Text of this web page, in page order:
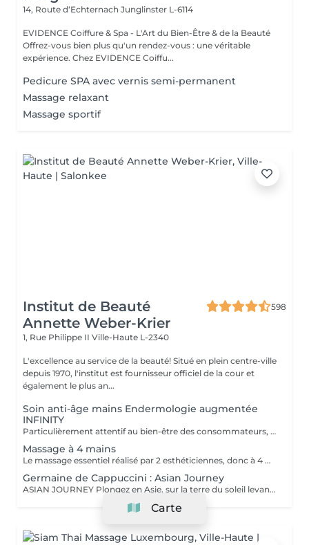
14, Route d‘Echternach Junglinster L-6114
EVIDENCE Coiffure & Spa - L'Art du Bien-Être & de la Beauté
Offrez-vous bien plus qu'un rendez-vous : une véritable
expérience. Chez EVIDENCE Coiffu...
Pedicure SPA avec vernis semi-permanent
Massage relaxant
Massage sportif
Institut de Beauté
Annette Weber-Krier
598
1, Rue Philippe II Ville-Haute L-2340
L'excellence au service de la beauté! Situé en plein centre-ville
depuis 1970, l'institut est fournisseur officiel de la cour et
également le plus an...
Soin anti-âge mains Endermologie augmentée
INFINITY
Particulièrement attentif au bien-être des consommateurs, ce nouveau protocole exclusif LPG® est l'alliance de la technicité, qui s'appuie sur la technologie brevetée de l'appareil CelluM6 Alliance® et de la sensorialité pour une efficacité immédiate et durable sur le corps. Et ce, grâce à une succession de manoeuvres réalisées à la fois par la tête de traitement Alliance®, la pose d'un masque et par les mains du praticien
Massage à 4 mains
Le massage essentiel réalisé par 2 esthéticiennes, donc à 4 mains est un massage du corps complet aux huiles essentielles, qui apporte une profonde relaxation. C'est une technique favorisant la circulation énergétique et qui réactive le métabolisme. C'est un massage où on retrouve le plaisir de donner et de recevoir. En fait c'est un mélange de différentes techniques : californienne, quant au rythme, la fluidité, manoeuvres enveloppantes, et suédoise, travail précis sur les différentes parties du corps.
Germaine de Cappuccini : Asian Journey
ASIAN JOURNEY Plongez en Asie, sur la terre du soleil levant, où chaque détail est conçu pour offrir harmonie et équilibre grâce à des soins exclusifs qui capturent l'esprit zen des anciens rituels japonais, infusés avec l'essence culturelle et cérémonielle du thé. La collection présente un parfum neuro-scientifiquement prouvé qui favorise l'harmonie et l'équilibre entre le corps et l'esprit. Des notes lactées enveloppantes s'associent à des bois crémeux sophistiqués et à des fruits exotiques. ACTIMOOD PROGRAM® : WELLBEINGMATCHA RENEWAL EXFOLIATION POUR LE CORPS Rituel d'exfoliation conçu pour révéler une peau douce et radieuse. Une formule exclusive à effet antioxydant qui enveloppe le corps d'une étreinte nourrissante et transformatrice. La caresse de sa texture gel extraordinaire permet une exfoliation aussi efficace qu'agréable. SERENITY SANCTUARY MASSAGE CORPOREL Inspiré du Shiatsu, une technique millénaire originaire du Japon, ce massage à effet relaxant vise à harmoniser le rythme naturel du corps en travaillant les méridiens énergétiques. La texture douce du lait de massage facilite le traitement, garantissant une glisse douce et agréable, tout en vous plongeant dans une atmosphère de profonde sérénité. ZEN CEREMONY RITUEL Conçu pour harmoniser le corps et l'esprit, ce rituel corporel associe la préparation et le soin de la peau à la philosophie orientale de l'équilibre holistique. Inspiré par le travail des méridiens énergétiques, il favorise un sentiment de bien-être total et profond.
Carte